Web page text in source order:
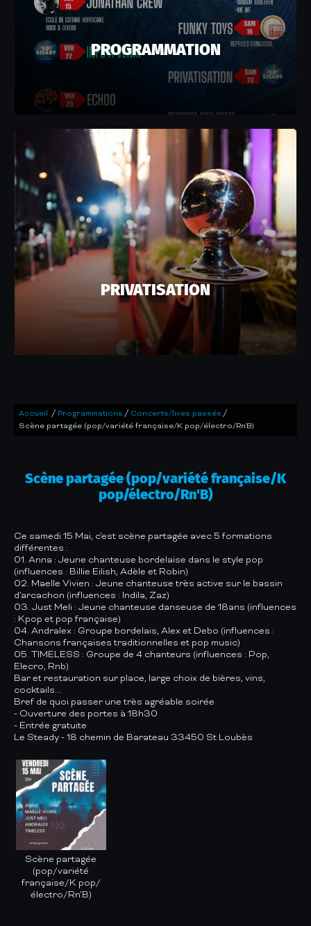
PROGRAMMATION
PRIVATISATION
Accueil / Programmations / Concerts/lives passés /
Scène partagée (pop/variété française/K pop/électro/Rn'B)
Scène partagée (pop/variété française/K
pop/électro/Rn'B)
Ce samedi 15 Mai, c'est scène partagée avec 5 formations
différentes :
01. Anna : Jeune chanteuse bordelaise dans le style pop
(influences : Billie Eilish, Adèle et Robin)
02. Maelle Vivien : Jeune chanteuse très active sur le bassin
d'arcachon (influences : Indila, Zaz)
03. Just Meli : Jeune chanteuse danseuse de 18ans (influences
: Kpop et pop française)
04. Andralex : Groupe bordelais, Alex et Debo (influences :
Chansons françaises traditionnelles et pop music)
05. TIMELESS : Groupe de 4 chanteurs (influences : Pop,
Elecro, Rnb)
Bar et restauration sur place, large choix de bières, vins,
cocktails...
Bref de quoi passer une très agréable soirée
- Ouverture des portes à 18h30
- Entrée gratuite
Le Steady - 18 chemin de Barateau 33450 St Loubès
Scène partagée
(pop/variété
française/K pop/
électro/Rn'B)